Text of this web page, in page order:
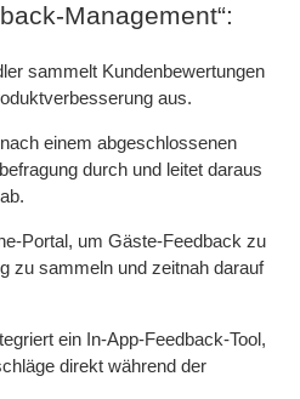
Management“:
sammelt Kundenbewertungen
aus.
einem abgeschlossenen
durch und leitet daraus
Portal, um Gäste-Feedback zu
zu sammeln und zeitnah darauf
ein In-App-Feedback-Tool,
direkt während der